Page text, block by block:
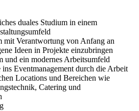
duales Studium in einem
mit Verantwortung von Anfang an
Ideen in Projekte einzubringen
und ein modernes Arbeitsumfeld
Eventmanagement durch die Arbeit
Locations und Bereichen wie
Catering und